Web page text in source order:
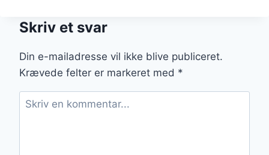
END
SÅS!
Skriv et svar
Din e-mailadresse vil ikke blive publiceret.
Krævede felter er markeret med *